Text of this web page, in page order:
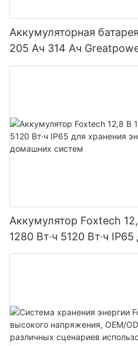
Аккумуляторная
205 Ач 314 Ач
Вт·ч IP65
Аккумулятор Foxtech
1280 Вт·ч 5120 Вт·ч
и солнечных домашних